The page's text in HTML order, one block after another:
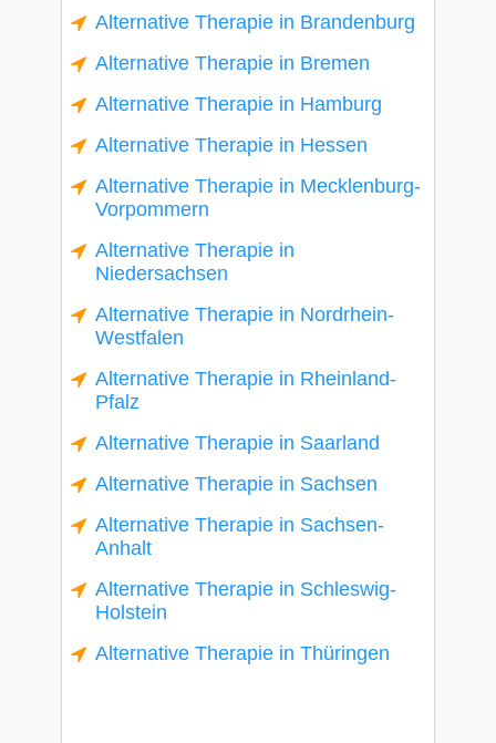
Alternative Therapie in Brandenburg
Alternative Therapie in Bremen
Alternative Therapie in Hamburg
Alternative Therapie in Hessen
Alternative Therapie in Mecklenburg-
Vorpommern
Alternative Therapie in
Niedersachsen
Alternative Therapie in Nordrhein-
Westfalen
Alternative Therapie in Rheinland-
Pfalz
Alternative Therapie in Saarland
Alternative Therapie in Sachsen
Alternative Therapie in Sachsen-
Anhalt
Alternative Therapie in Schleswig-
Holstein
Alternative Therapie in Thüringen